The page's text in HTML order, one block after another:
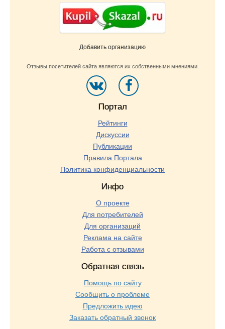
Добавить организацию
Отзывы посетителей сайта являются их собственными мнениями.
Портал
Рейтинги
Дискуссии
Публикации
Правила Портала
Политика конфиденциальности
Инфо
О проекте
Для потребителей
Для организаций
Реклама на сайте
Работа с отзывами
Обратная связь
Помощь по сайту
Сообщить о проблеме
Предложить идею
Заказать обратный звонок